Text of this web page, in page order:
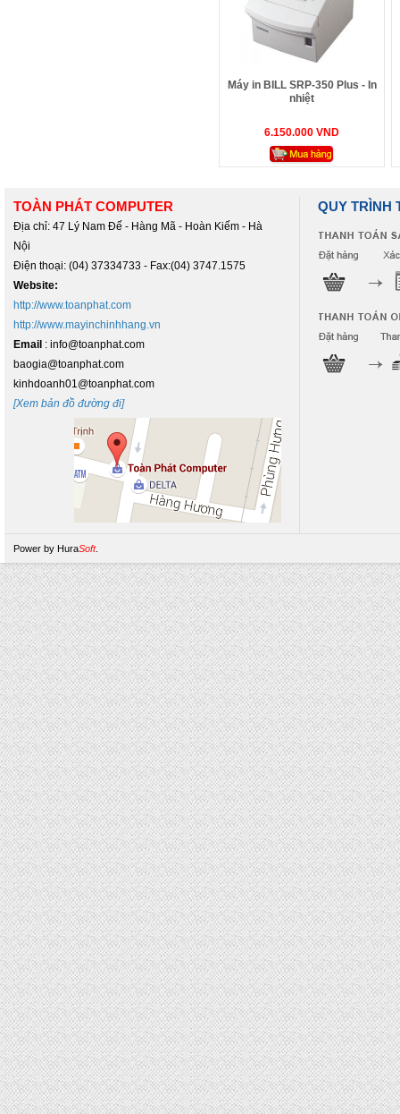
Máy in BILL SRP-350 Plus - In
nhiệt
6.150.000 VND
TOÀN PHÁT COMPUTER
Địa chỉ: 47 Lý Nam Đế - Hàng Mã - Hoàn Kiếm - Hà
Nội
Điện thoại: (04) 37334733 - Fax:(04) 3747.1575
Website:
http://www.toanphat.com
http://www.mayinchinhhang.vn
Email : info@toanphat.com
baogia@toanphat.com
kinhdoanh01@toanphat.com
[Xem bản đồ đường đi]
QUY TRÌNH
Power by HuraSoft.